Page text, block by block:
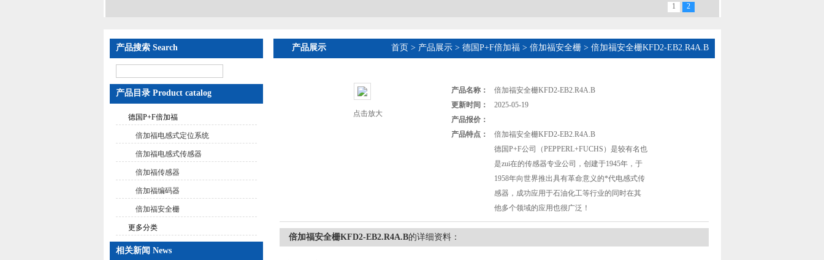
1 2
产品搜索 Search
产品目录 Product catalog
德国P+F倍加福
倍加福电感式定位系统
倍加福电感式传感器
倍加福传感器
倍加福编码器
倍加福安全栅
更多分类
相关新闻 News
产品展示 首页 > 产品展示> 德国P+F倍加福 > 倍加福安全栅> 倍加福安全栅KFD2-EB2.R4A.B
点击放大
产品名称：
倍加福安全栅KFD2-EB2.R4A.B
更新时间：
2025-05-19
产品报价：
产品特点：
倍加福安全栅KFD2-EB2.R4A.B
德国P+F公司（PEPPERL+FUCHS）是较有名也
是zui在的传感器专业公司，创建于1945年，于
1958年向世界推出具有革命意义的*代电感式传
感器，成功应用于石油化工等行业的同时在其
他多个领域的应用也很广泛！
倍加福安全栅KFD2-EB2.R4A.B的详细资料：